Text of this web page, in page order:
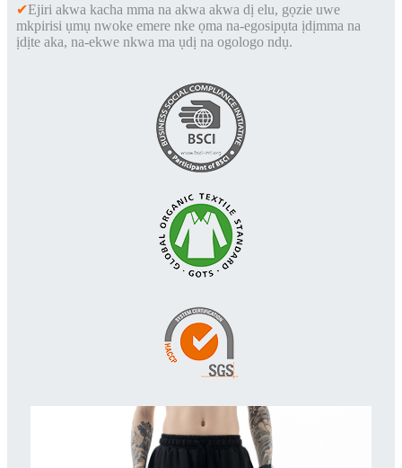
✔Ejiri akwa kacha mma na akwa akwa dị elu, gọzie uwe
mkpirisi ụmụ nwoke emere nke ọma na-egosipụta ịdịmma na
ịdịte aka, na-ekwe nkwa ma ụdị na ogologo ndụ.